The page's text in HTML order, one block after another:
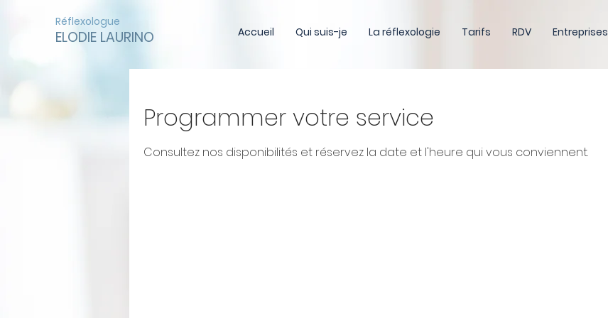
Réflexologue
ELODIE LAURINO Accueil Qui suis-je La réflexologie Tarifs RDV Entreprises
Programmer votre service
Consultez nos disponibilités et réservez la date et l'heure qui vous conviennent.